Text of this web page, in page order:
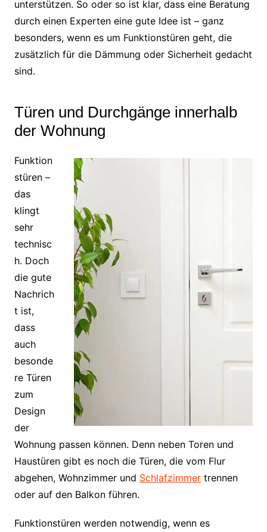
unterstützen. So oder so ist klar, dass eine Beratung
durch einen Experten eine gute Idee ist – ganz
besonders, wenn es um Funktionstüren geht, die
zusätzlich für die Dämmung oder Sicherheit gedacht
sind.
Türen und Durchgänge innerhalb
der Wohnung
Funktion
stüren –
das
klingt
sehr
technisc
h. Doch
die gute
Nachrich
t ist,
dass
auch
besonde
re Türen
zum
Design
der
Wohnung passen können. Denn neben Toren und
Haustüren gibt es noch die Türen, die vom Flur
abgehen, Wohnzimmer und Schlafzimmertrennen
oder auf den Balkon führen.
Funktionstüren werden notwendig, wenn es